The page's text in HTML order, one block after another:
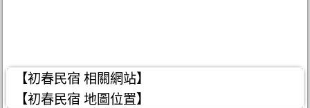
【初春民宿 相關網站】
【初春民宿 地圖位置】